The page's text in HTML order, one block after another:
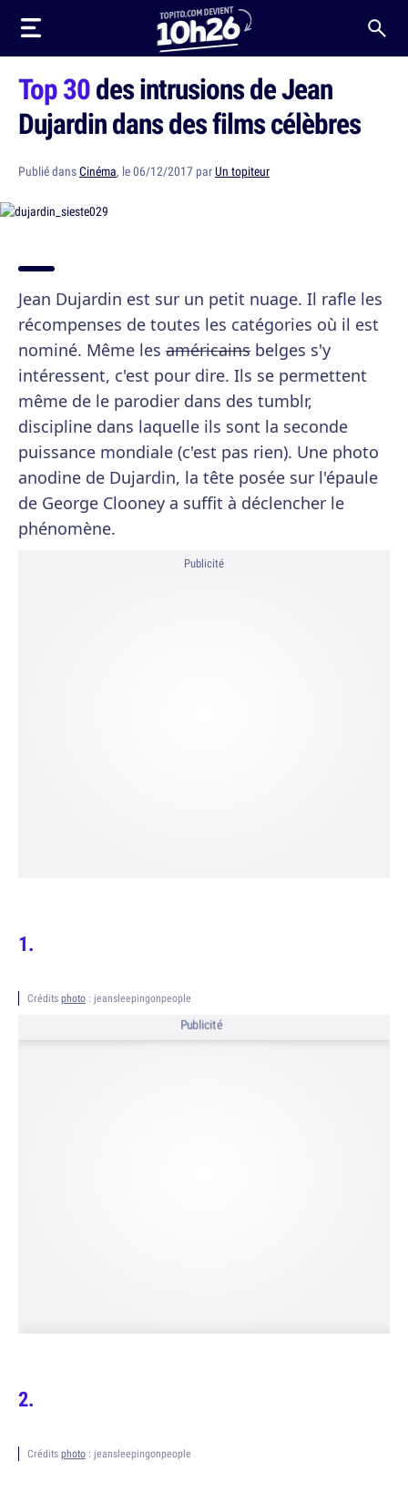
Top 30des intrusions de Jean
Dujardin dans des films célèbres
Publié dansCinéma, le 06/12/2017 parUn topiteur
Jean Dujardin est sur un petit nuage. Il rafle les
récompenses de toutes les catégories où il est
nominé. Même les américains belges s'y
intéressent, c'est pour dire. Ils se permettent
même de le parodier dans des tumblr,
discipline dans laquelle ils sont la seconde
puissance mondiale (c'est pas rien). Une photo
anodine de Dujardin, la tête posée sur l'épaule
de George Clooney a suffit à déclencher le
phénomène.
Publicité
Crédits photo : jeansleepingonpeople
Publicité
Crédits photo : jeansleepingonpeople